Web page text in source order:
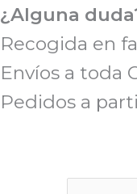
Ir
al
contenido
¿Alguna
Recogida en
Envíos a toda
Pedidos a